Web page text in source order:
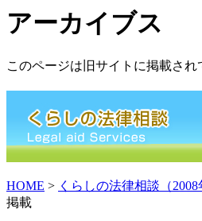
アーカイブス
このページは旧サイトに掲載され
HOME > くらしの法律相談（2008
掲載